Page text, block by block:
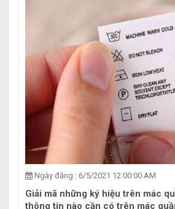
Ngày đăng : 6/5/2021 12:00:00 AM
Giải mã những ký hiệu trên mác
thông tin nào cần có trên mác